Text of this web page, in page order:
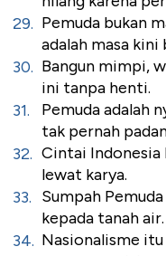
Pemuda bukan
adalah masa kini
Bangun mimpi,
ini tanpa henti.
Pemuda adalah
tak pernah
Cintai Indonesia
lewat karya.
Sumpah
kepada tanah
Nasionalisme